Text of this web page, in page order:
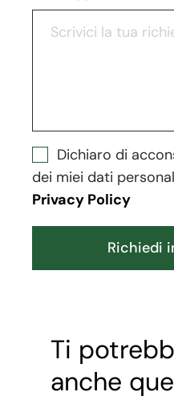
Dichiaro di
dei miei dati
Privacy Policy
Richiedi
Ti
anche